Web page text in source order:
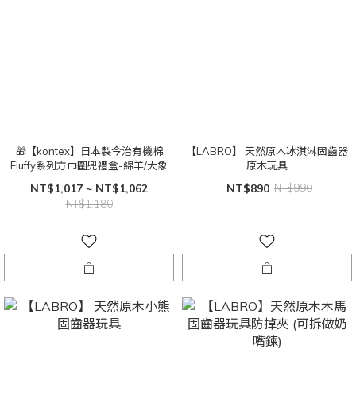
🎁【kontex】日本製今治有機棉
Fluffy系列方巾圍兜禮盒-綿羊/大象
NT$1,017 ~ NT$1,062
NT$1,180
【LABRO】 天然原木冰淇淋固齒器
原木玩具
NT$890 NT$990